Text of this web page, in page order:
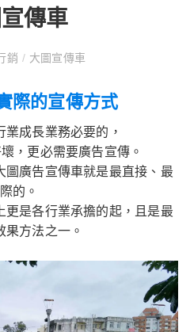
傳車
銷 / 大圖宣傳車
際的宣傳方式
業成長業務必要的，
，更必需要廣告宣傳。
圖廣告宣傳車就是最直接、最
的。
更是各行業承擔的起，且是最
果方法之一。